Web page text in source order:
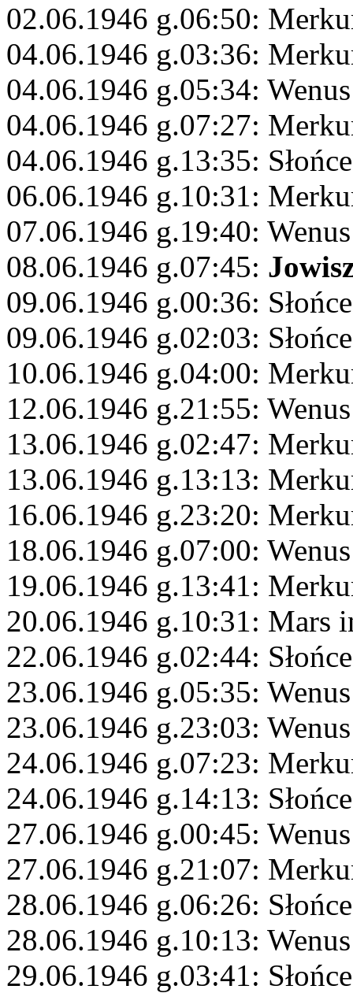
02.06.1946 g.06:50:
04.06.1946 g.03:36:
04.06.1946 g.05:34:
04.06.1946 g.07:27:
04.06.1946 g.13:35:
06.06.1946 g.10:31:
07.06.1946 g.19:40:
08.06.1946 g.07:45:
09.06.1946 g.00:36:
09.06.1946 g.02:03:
10.06.1946 g.04:00:
12.06.1946 g.21:55:
13.06.1946 g.02:47:
13.06.1946 g.13:13:
16.06.1946 g.23:20:
18.06.1946 g.07:00:
19.06.1946 g.13:41:
20.06.1946 g.10:31: Mars
22.06.1946 g.02:44:
23.06.1946 g.05:35:
23.06.1946 g.23:03:
24.06.1946 g.07:23:
24.06.1946 g.14:13:
27.06.1946 g.00:45:
27.06.1946 g.21:07:
28.06.1946 g.06:26:
28.06.1946 g.10:13:
29.06.1946 g.03:41: